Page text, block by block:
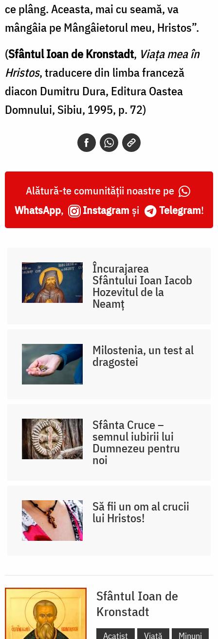
ce plâng. Aceasta, mai cu seamă, va
mângâia pe Mângâietorul meu, Hristos”.
(Sfântul Ioan de Kronstadt, Viața mea în
Hristos, traducere din limba franceză
diacon Dumitru Dura, Editura Oastea
Domnului, Sibiu, 1995, p. 72)
Alătură-te comunității noastre pe
WhatsApp, Instagram și Telegram!
Încurajarea
Sfântului Ioan Iacob
Hozevitul de la
Neamț
Milostenia, un test al
dragostei
Sfânta Cruce –
semnul iubirii lui
Dumnezeu pentru
noi
Să fii un om al crucii
lui Hristos!
Sfântul Ioan de
Kronstadt
Acatist Viață Minuni